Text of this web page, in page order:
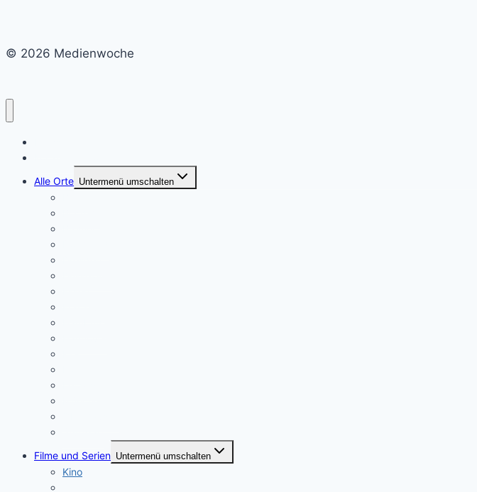
© 2026 Medienwoche
Alle Orte Untermenü umschalten
Filme und Serien Untermenü umschalten
Kino